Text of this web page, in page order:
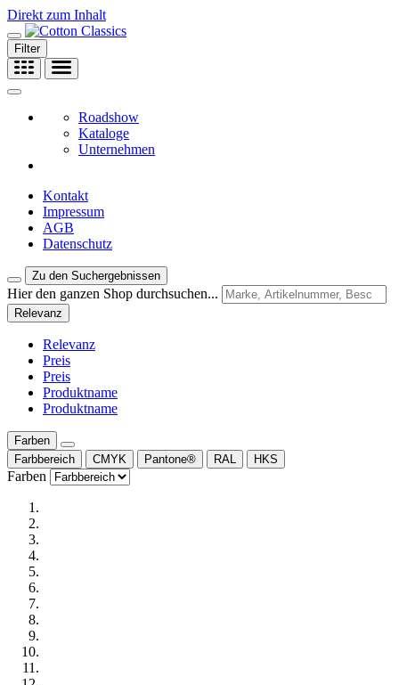
Direkt zum Inhalt
Filter
Roadshow
Kataloge
Unternehmen
Kontakt
Impressum
AGB
Datenschutz
Zu den Suchergebnissen
Hier den ganzen Shop durchsuchen...
Relevanz
Relevanz
Preis
Preis
Produktname
Produktname
Farben
Farbbereich
CMYK Pantone® RAL HKS
Farben